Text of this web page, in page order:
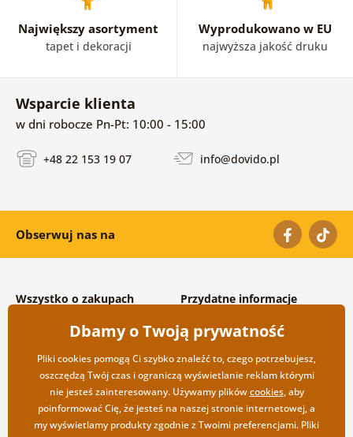
Największy asortyment
tapet i dekoracji
Wyprodukowano w EU
najwyższa jakość druku
Wsparcie klienta
w dni robocze Pn-Pt: 10:00 - 15:00
+48 22 153 19 07 info@dovido.pl
Obserwuj nas na
Wszystko o zakupach
Warunki handlowe i
reklamacyjne
Prywatność
Opcje wysyłki i płatności
Zwrot towarów
Przydatne informacje
Często zadawane pytania
Kontakt
Współpraca hurtowa
Dbamy o Twoją prywatność
Pliki cookies pomogą Ci szybko znaleźć to, czego potrzebujesz,
oszczędzą Twój czas i ograniczą wyświetlanie reklam którymi
nie jesteś zainteresowany. Używamy plikówcookies, aby
poinformować Cię, że jesteś na naszej stronie internetowej, a
my wyświetlamy produkty zgodnie z Twoimi preferencjami. Pliki